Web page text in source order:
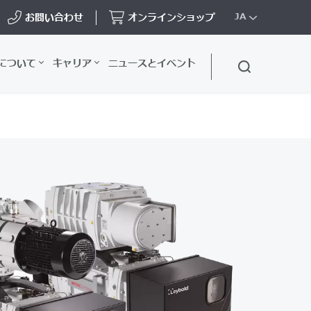
お問い合わせ オンラインショップ JA
ついて キャリア ニュースとイベント